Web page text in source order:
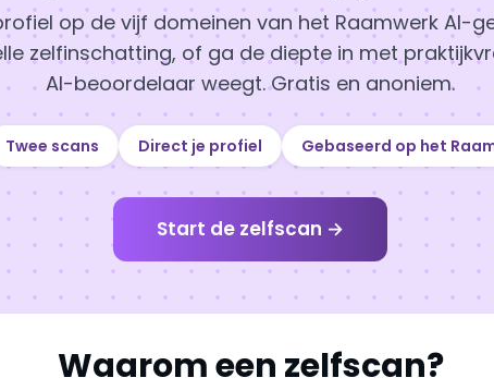
op de vijf domeinen van het Raamwerk AI-
zelfinschatting, of ga de diepte in met
AI-beoordelaar weegt. Gratis en anoniem.
Twee scans Direct je profiel Gebaseerd op het
Start de zelfscan →
Waarom een zelfscan?